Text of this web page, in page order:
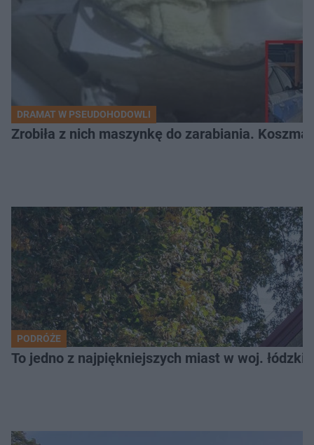
DRAMAT W PSEUDOHODOWLI
Zrobiła z nich maszynkę do zarabiania.
PODRÓŻE
To jedno z najpiękniejszych miast w woj.